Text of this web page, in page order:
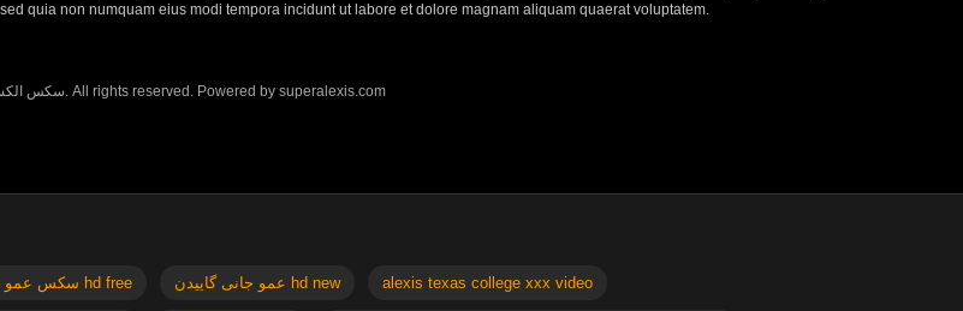
quia non numquam eius modi tempora incidunt ut labore et dolore magnam aliquam quaerat voluptatem.
2026 - سکس الکسیس. All rights reserved. Powered by superalexis.com
سکس عمو جانی hd free عمو جانی گاییدن hd new alexis texas college xxx video